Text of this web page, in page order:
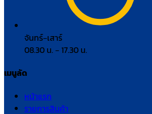
จันทร์–เสาร์
08.30 น. – 17.30 น.
เมนูลัด
หน้าแรก
รายการสินค้า